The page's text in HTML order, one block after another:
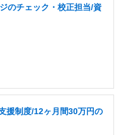
のチェック・校正担当/資
援制度/12ヶ月間30万円の